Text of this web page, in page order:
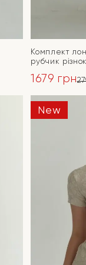
Комплект
рубчик
ціна:
2799 грн.
1679 грн
Поточна
ціна:
1679 грн.
New